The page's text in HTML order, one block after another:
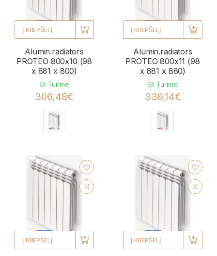
Į KREPŠELĮ
Alumin.radiators
PROTEO 800x10 (98
x 881 x 800)
Turime
306,48€
Į KREPŠELĮ
Alumin.radiators
PROTEO 800x11 (98
x 881 x 880)
Turime
336,14€
Į KREPŠELĮ Į KREPŠELĮ